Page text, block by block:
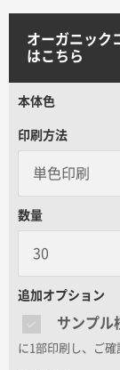
サイトメニュー
ご注文の流れ
再注文について
よくあるご質問
オーガニック
はこちら
本体色
印刷方法
数量
追加オプション
サンプル
に1部印刷し、ご